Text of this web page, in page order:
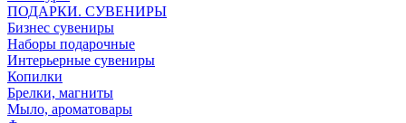
ПОДАРКИ. СУВЕНИРЫ
Бизнес сувениры
Наборы подарочные
Интерьерные сувениры
Копилки
Брелки, магниты
Мыло, ароматовары